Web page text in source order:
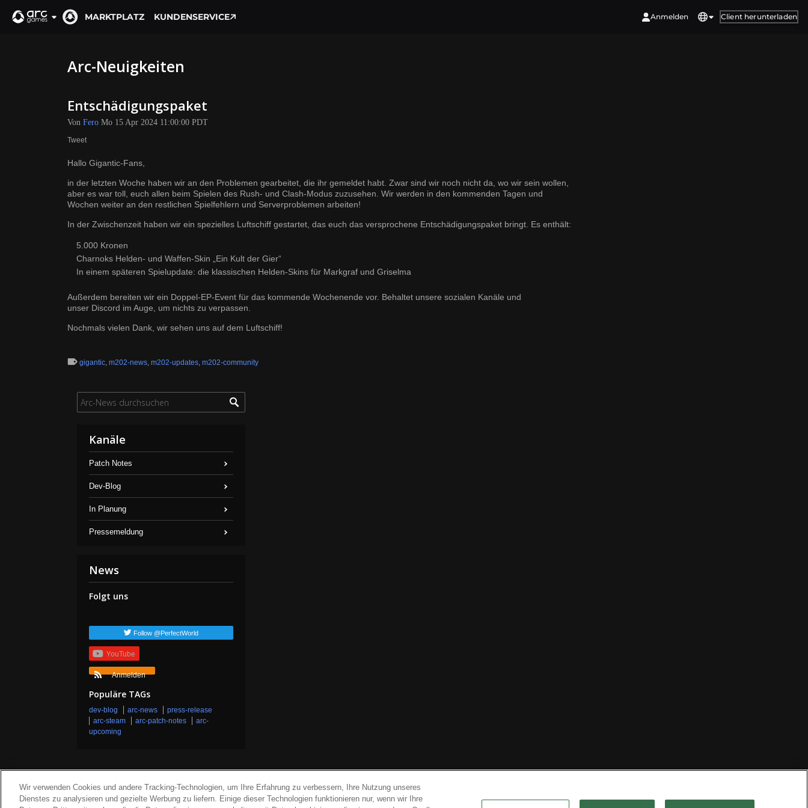
MARKTPLATZ KUNDENSERVICE Anmelden Client herunterladen
Arc-Neuigkeiten
Entschädigungspaket
Von Fero Mo 15 Apr 2024 11:00:00 PDT
Tweet
Hallo Gigantic-Fans,
in der letzten Woche haben wir an den Problemen gearbeitet, die ihr gemeldet habt. Zwar sind wir noch nicht da, wo wir sein wollen,
aber es war toll, euch allen beim Spielen des Rush- und Clash-Modus zuzusehen. Wir werden in den kommenden Tagen und
Wochen weiter an den restlichen Spielfehlern und Serverproblemen arbeiten!
In der Zwischenzeit haben wir ein spezielles Luftschiff gestartet, das euch das versprochene Entschädigungspaket bringt. Es enthält:
5.000 Kronen
Charnoks Helden- und Waffen-Skin „Ein Kult der Gier“
In einem späteren Spielupdate: die klassischen Helden-Skins für Markgraf und Griselma
Außerdem bereiten wir ein Doppel-EP-Event für das kommende Wochenende vor. Behaltet unsere sozialen Kanäle und
unser Discord im Auge, um nichts zu verpassen.
Nochmals vielen Dank, wir sehen uns auf dem Luftschiff!
gigantic, m202-news, m202-updates, m202-community
Kanäle
Patch Notes
Dev-Blog
In Planung
Pressemeldung
News
Folgt uns
Follow @PerfectWorld
YouTube
Anmelden
Populäre TAGs
dev-blog arc-news
press-release
arc-steam
arc-patch-notes
arc-
upcoming
Wir verwenden Cookies und andere Tracking-Technologien, um Ihre Erfahrung zu verbessern, Ihre Nutzung unseres
Dienstes zu analysieren und gezielte Werbung zu liefern. Einige dieser Technologien funktionieren nur, wenn wir Ihre